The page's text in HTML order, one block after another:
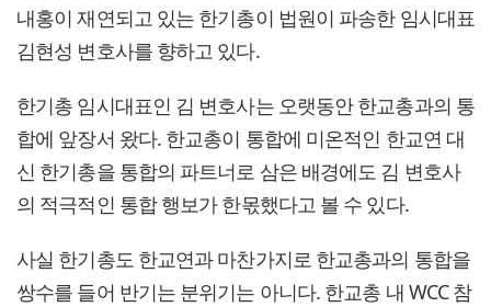
내홍이 재연되고 있는 한기총이 법원이 파송한 임시대표
김현성 변호사를 향하고 있다.
한기총 임시대표인 김 변호사는 오랫동안 한교총과의 통
합에 앞장서 왔다. 한교총이 통합에 미온적인 한교연 대
신 한기총을 통합의 파트너로 삼은 배경에도 김 변호사
의 적극적인 통합 행보가 한몫했다고 볼 수 있다.
사실 한기총도 한교연과 마찬가지로 한교총과의 통합을
쌍수를 들어 반기는 분위기는 아니다. 한교총 내 WCC 참